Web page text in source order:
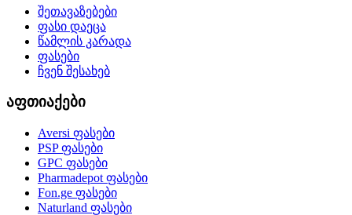
შეთავაზებები
ფასი დაეცა
წამლის კარადა
ფასები
ჩვენ შესახებ
აფთიაქები
Aversi ფასები
PSPფასები
GPC ფასები
Pharmadepot ფასები
Fon.ge ფასები
Naturland ფასები